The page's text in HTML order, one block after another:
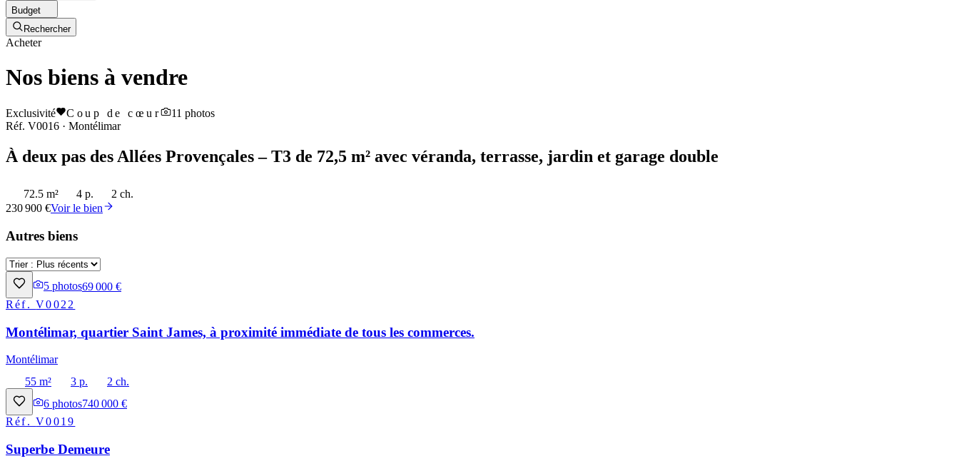
Budget
Rechercher
Acheter
Nos biens à vendre
Exclusivité Coup de cœur 11 photos
Réf. V0016 · Montélimar
À deux pas des Allées Provençales – T3 de 72,5 m² avec véranda, terrasse, jardin et garage double
72.5 m² 4 p.
2 ch.
230 900 €Voir le bien
Autres biens
5 photos69 000 €
Réf.V0022
Montélimar, quartier Saint James, à proximité immédiate de tous les commerces.
Montélimar
55 m²
3 p.
2 ch.
6 photos740 000 €
Réf.V0019
Superbe Demeure